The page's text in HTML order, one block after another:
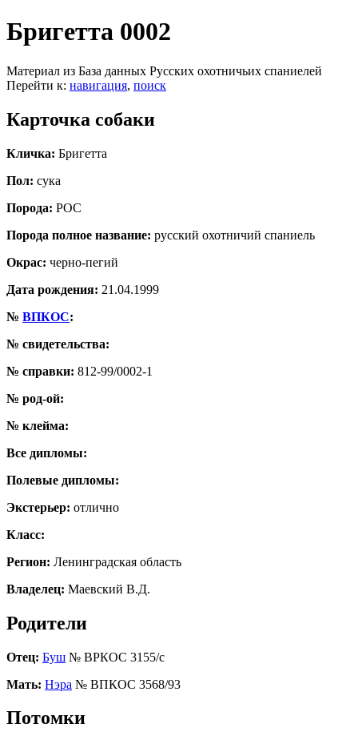
Бригетта 0002
Материал из База данных Русских охотничьих спаниелей
Перейти к: навигация, поиск
Карточка собаки
Кличка: Бригетта
Пол: сука
Порода: РОС
Порода полное название: русский охотничий спаниель
Окрас: черно-пегий
Дата рождения: 21.04.1999
№ ВПКОС:
№ свидетельства:
№ справки: 812-99/0002-1
№ род-ой:
№ клейма:
Все дипломы:
Полевые дипломы:
Экстерьер: отлично
Класс:
Регион: Ленинградская область
Владелец: Маевский В.Д.
Родители
Отец: Буш № ВРКОС 3155/с
Мать: Нэра № ВПКОС 3568/93
Потомки